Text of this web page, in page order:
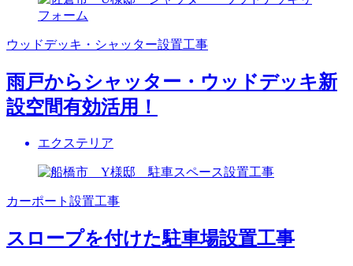
ウッドデッキ・シャッター設置工事
雨戸からシャッター・ウッドデッキ新
設空間有効活用！
エクステリア
カーポート設置工事
スロープを付けた駐車場設置工事